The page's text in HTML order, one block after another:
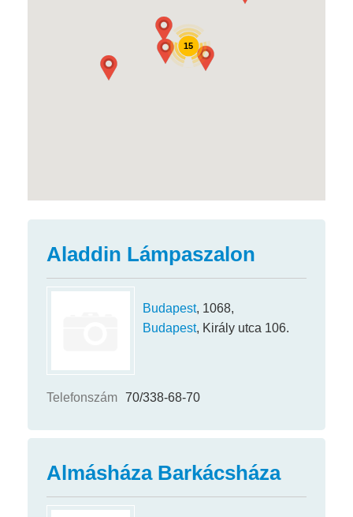
15
Aladdin Lámpaszalon
Budapest, 1068,
Budapest, Király utca 106.
Telefonszám 70/338-68-70
Almásháza Barkácsháza